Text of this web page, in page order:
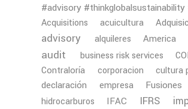
#advisory
Acquisitions acuicultura
advisory alquileres America
audit business risk services
Contraloría
corporacion cultura
declaración empresa Fusiones
hidrocarburos
IFAC IFRS